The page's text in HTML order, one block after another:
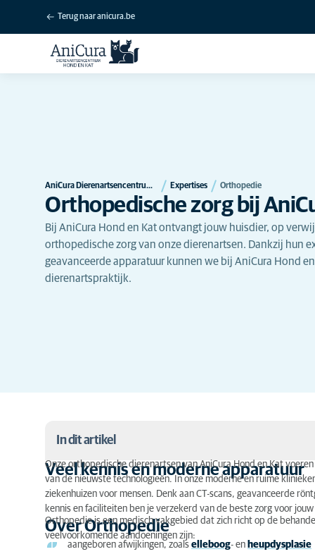
Terug naar anicura.be
AniCura Dierenartsencentrum Hond en Kat te Deinze Expertises Orthopedie
Orthopedische zorg bij
Bij AniCura Hond en Kat ontvangt jouw huisdier, op
orthopedische zorg van onze dierenartsen. Dankzij hun
geavanceerde apparatuur kunnen we bij AniCura Hond
dierenartspraktijk.
In dit artikel
Veel kennis en moderne apparatuur
Over Orthopedie
Van botbreuken tot erfelijkheidsdiagnostiek
Veel kennis en moderne apparatuur
Onze orthopedische dierenartsen van AniCura Hond en Kat
van de nieuwste technologieën. In onze moderne en ruime
ziekenhuizen voor mensen. Denk aan CT-scans, geavanceerde
kennis en faciliteiten ben je verzekerd van de beste zorg voor jouw
Over Orthopedie
Orthopedie is een medisch vakgebied dat zich richt op de
veelvoorkomende aandoeningen zijn:
aangeboren afwijkingen, zoals elleboog- en heupdysplasie